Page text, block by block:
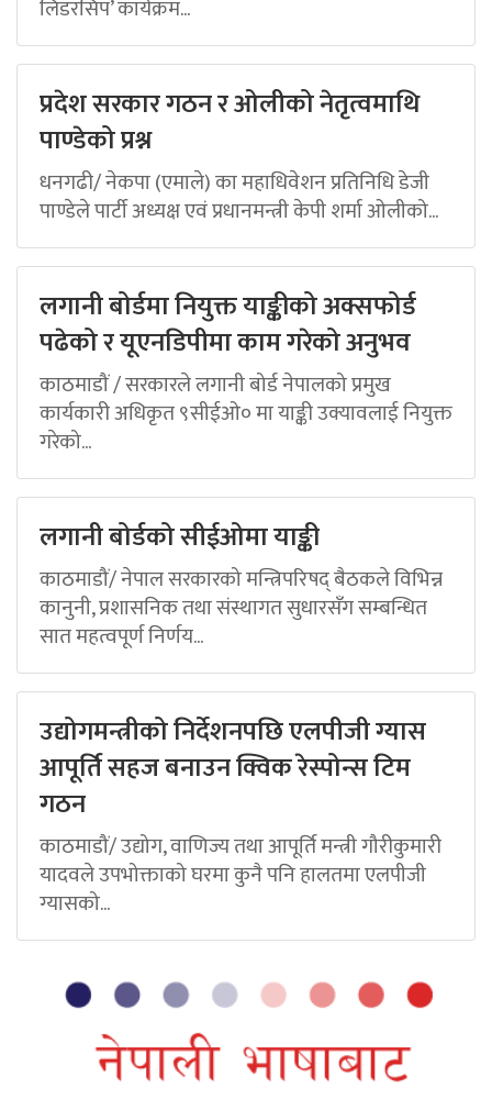
लिडरसिप’ कार्यक्रम...
प्रदेश सरकार गठन र ओलीको नेतृत्वमाथि
पाण्डेको प्रश्न
धनगढी/ नेकपा (एमाले) का महाधिवेशन प्रतिनिधि डेजी
पाण्डेले पार्टी अध्यक्ष एवं प्रधानमन्त्री केपी शर्मा ओलीको...
लगानी बोर्डमा नियुक्त याङ्कीको अक्सफोर्ड
पढेको र यूएनडिपीमा काम गरेको अनुभव
काठमाडौं / सरकारले लगानी बोर्ड नेपालको प्रमुख
कार्यकारी अधिकृत ९सीईओ० मा याङ्की उक्यावलाई नियुक्त
गरेको...
लगानी बोर्डको सीईओमा याङ्की
काठमाडौं/ नेपाल सरकारको मन्त्रिपरिषद् बैठकले विभिन्न
कानुनी, प्रशासनिक तथा संस्थागत सुधारसँग सम्बन्धित
सात महत्वपूर्ण निर्णय...
उद्योगमन्त्रीको निर्देशनपछि एलपीजी ग्यास
आपूर्ति सहज बनाउन क्विक रेस्पोन्स टिम
गठन
काठमाडौं/ उद्योग, वाणिज्य तथा आपूर्ति मन्त्री गौरीकुमारी
यादवले उपभोक्ताको घरमा कुनै पनि हालतमा एलपीजी
ग्यासको...